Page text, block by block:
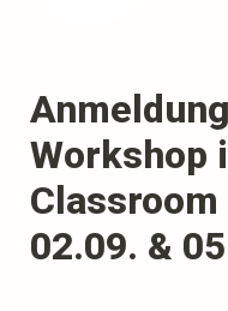
Workshop
Classroom
02.09. &